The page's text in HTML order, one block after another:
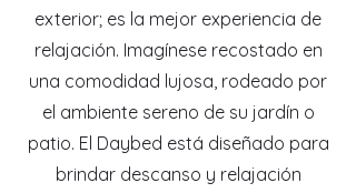
exterior; es la mejor experiencia de
relajación. Imagínese recostado en
una comodidad lujosa, rodeado por
el ambiente sereno de su jardín o
patio. El Daybed está diseñado para
brindar descanso y relajación